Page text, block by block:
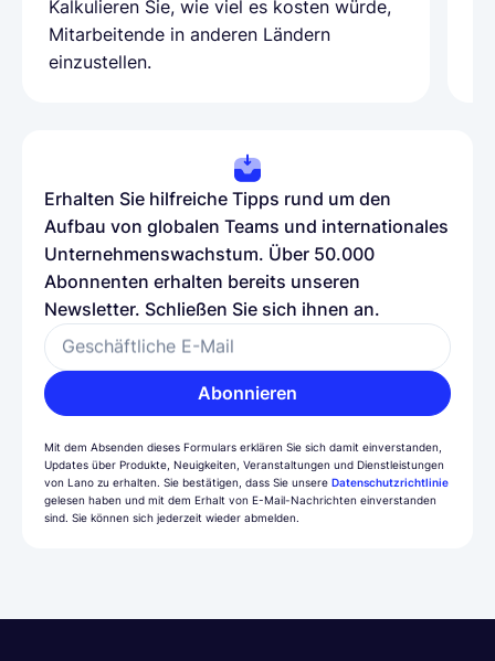
Kalkulieren Sie, wie viel es kosten würde,
Mitarbeitende in anderen Ländern
einzustellen.
Erhalten Sie hilfreiche Tipps rund um den
Aufbau von globalen Teams und internationales
Unternehmenswachstum. Über 50.000
Abonnenten erhalten bereits unseren
Newsletter. Schließen Sie sich ihnen an.
Geschäftliche E-Mail
Abonnieren
Mit dem Absenden dieses Formulars erklären Sie sich damit einverstanden,
Updates über Produkte, Neuigkeiten, Veranstaltungen und Dienstleistungen
von Lano zu erhalten. Sie bestätigen, dass Sie unsere Datenschutzrichtlinie
gelesen haben und mit dem Erhalt von E-Mail-Nachrichten einverstanden
sind. Sie können sich jederzeit wieder abmelden.